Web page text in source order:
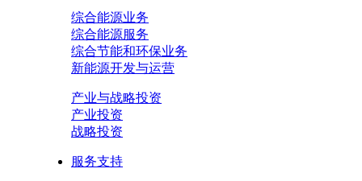
综合能源业务
综合能源服务
综合节能和环保业务
新能源开发与运营
产业与战略投资
产业投资
战略投资
服务支持